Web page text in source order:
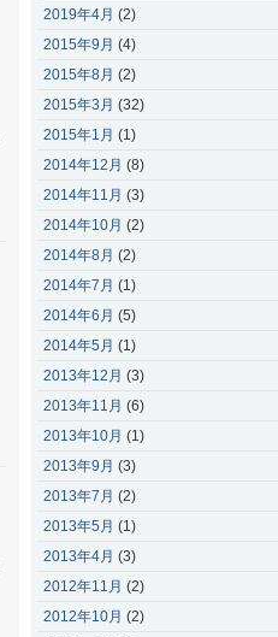
2019年4月 (2)
2015年9月 (4)
2015年8月 (2)
2015年3月 (32)
2015年1月 (1)
2014年12月 (8)
2014年11月 (3)
2014年10月 (2)
2014年8月 (2)
2014年7月 (1)
2014年6月 (5)
2014年5月 (1)
2013年12月 (3)
2013年11月 (6)
2013年10月 (1)
2013年9月 (3)
2013年7月 (2)
2013年5月 (1)
2013年4月 (3)
2012年11月 (2)
2012年10月 (2)